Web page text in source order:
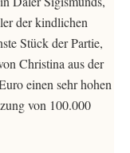
der kindlichen
Stück der Partie,
Christina aus der
einen sehr hohen
von 100.000